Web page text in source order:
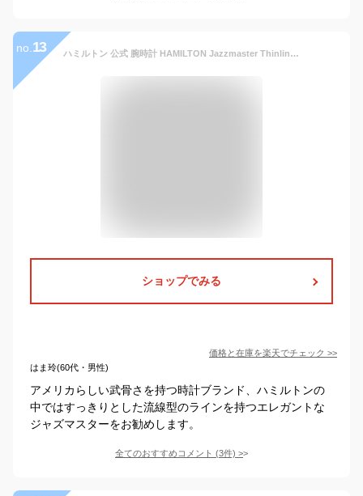
no. 13 ハミルトン 公式 腕時計 HAMILTON Jazzmaster Thinline Small Second ジャズマスター シンライン スモールセコンド クオーツ クォーツ 40.00MM レザーベルト グレー × ブラック H38411783 メンズ腕時計 男性 正規品 ブランド ビジネス ギフト プレゼント
ショップでみる
価格と在庫を楽天でチェック >>
はま玲(60代・男性)
アメリカらしい武骨さを持つ時計ブランド、ハミルトンの
中ではすっきりとした流線型のラインを持つエレガントな
ジャズマスターをお勧めします。
全てのおすすめコメント (3件) >